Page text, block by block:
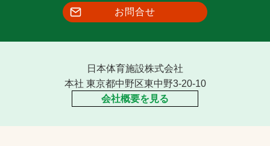
お問合せ
日本体育施設株式会社
本社 東京都中野区東中野3-20-10
会社概要を見る